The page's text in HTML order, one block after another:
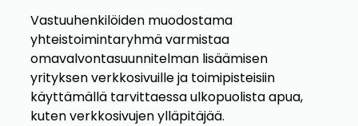
Vastuuhenkilöiden muodostama
yhteistoimintaryhmä varmistaa
omavalvontasuunnitelman lisäämisen
yrityksen verkkosivuille ja toimipisteisiin
käyttämällä tarvittaessa ulkopuolista apua,
kuten verkkosivujen ylläpitäjää.